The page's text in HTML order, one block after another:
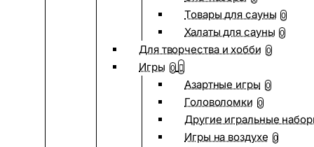
Товары для сауны 0
Халаты для сауны 0
Для творчества и хобби 0
Игры 0
Азартные игры 0
Головоломки 0
Другие игральные
Игры на воздухе 0